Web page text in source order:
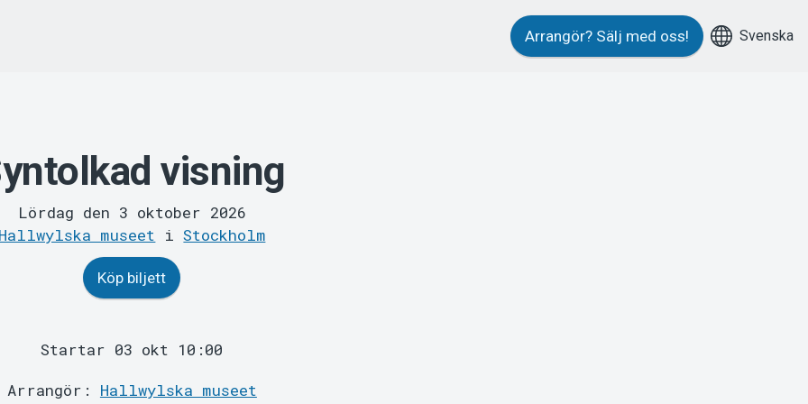
Arrangör? Sälj med oss! Svenska
visning
Lördag den 3 oktober 2026
museet iStockholm
Köp biljett
Startar 03 okt 10:00
Arrangör: Hallwylska museet